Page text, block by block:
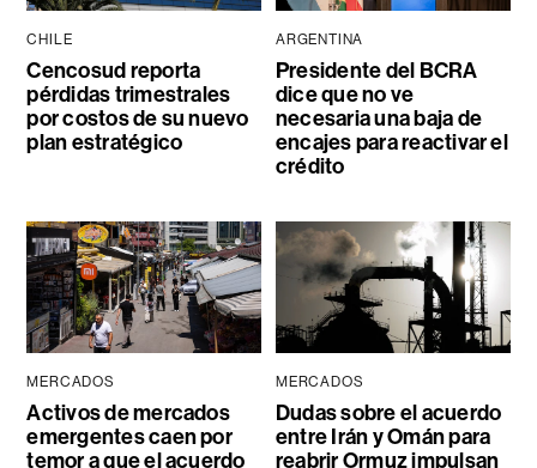
CHILE
Cencosud reporta
pérdidas trimestrales
por costos de su nuevo
plan estratégico
ARGENTINA
Presidente del BCRA
dice que no ve
necesaria una baja de
encajes para reactivar el
crédito
MERCADOS
Activos de mercados
emergentes caen por
temor a que el acuerdo
MERCADOS
Dudas sobre el acuerdo
entre Irán y Omán para
reabrir Ormuz impulsan